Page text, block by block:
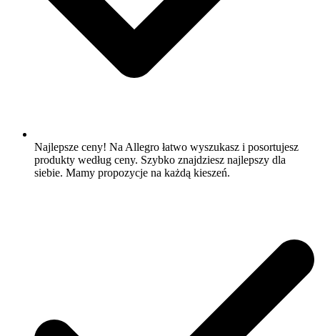
Najlepsze ceny! Na Allegro łatwo wyszukasz i posortujesz
produkty według ceny. Szybko znajdziesz najlepszy dla
siebie. Mamy propozycje na każdą kieszeń.